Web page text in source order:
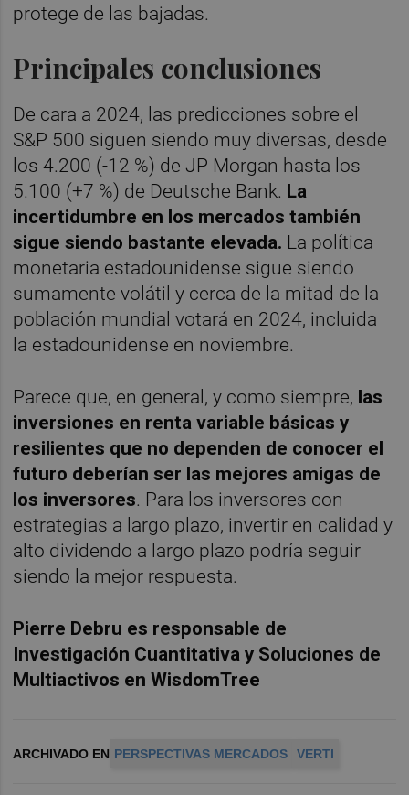
protege de las bajadas.
Principales conclusiones
De cara a 2024, las predicciones sobre el
S&P 500 siguen siendo muy diversas, desde
los 4.200 (-12 %) de JP Morgan hasta los
5.100 (+7 %) de Deutsche Bank. La
incertidumbre en los mercados también
sigue siendo bastante elevada. La política
monetaria estadounidense sigue siendo
sumamente volátil y cerca de la mitad de la
población mundial votará en 2024, incluida
la estadounidense en noviembre.
Parece que, en general, y como siempre, las
inversiones en renta variable básicas y
resilientes que no dependen de conocer el
futuro deberían ser las mejores amigas de
los inversores. Para los inversores con
estrategias a largo plazo, invertir en calidad y
alto dividendo a largo plazo podría seguir
siendo la mejor respuesta.
Pierre Debru es responsable de
Investigación Cuantitativa y Soluciones de
Multiactivos en WisdomTree
ARCHIVADO EN PERSPECTIVAS MERCADOS VERTI